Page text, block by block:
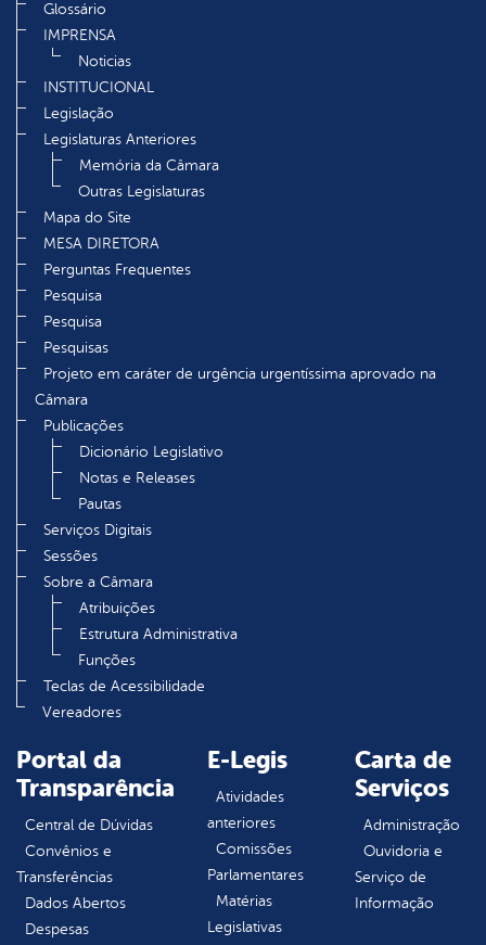
Glossário
IMPRENSA
Noticias
INSTITUCIONAL
Legislação
Legislaturas Anteriores
Memória da Câmara
Outras Legislaturas
Mapa do Site
MESA DIRETORA
Perguntas Frequentes
Pesquisa
Pesquisa
Pesquisas
Projeto em caráter de urgência urgentíssima aprovado na
Câmara
Publicações
Dicionário Legislativo
Notas e Releases
Pautas
Serviços Digitais
Sessões
Sobre a Câmara
Atribuições
Estrutura Administrativa
Funções
Teclas de Acessibilidade
Vereadores
Portal da
Transparência
Central de Dúvidas
Convênios e
Transferências
Dados Abertos
Despesas
E-Legis
Atividades
anteriores
Comissões
Parlamentares
Matérias
Legislativas
Carta de
Serviços
Administração
Ouvidoria e
Serviço de
Informação